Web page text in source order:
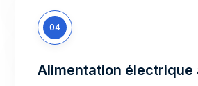
04
Alimentation électrique